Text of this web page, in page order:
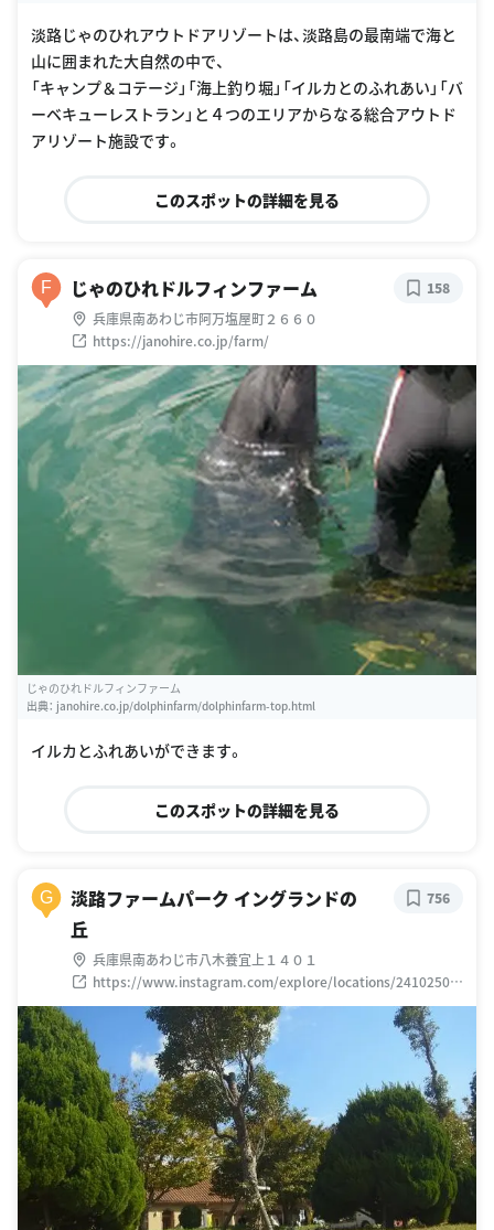
淡路じゃのひれアウトドアリゾートは、淡路島の最南端で海と
山に囲まれた大自然の中で、
「キャンプ＆コテージ」「海上釣り堀」「イルカとのふれあい」「バ
ーベキューレストラン」と４つのエリアからなる総合アウトド
アリゾート施設です。
このスポットの詳細を見る
F じゃのひれドルフィンファーム
兵庫県南あわじ市阿万塩屋町２６６０
https://janohire.co.jp/farm/
158
じゃのひれドルフィンファーム
出典： janohire.co.jp/dolphinfarm/dolphinfarm-top.html
イルカとふれあいができます。
このスポットの詳細を見る
G
淡路ファームパーク イングランドの
丘
兵庫県南あわじ市八木養宜上１４０１
https://www.instagram.com/explore/locations/24102506
2
756